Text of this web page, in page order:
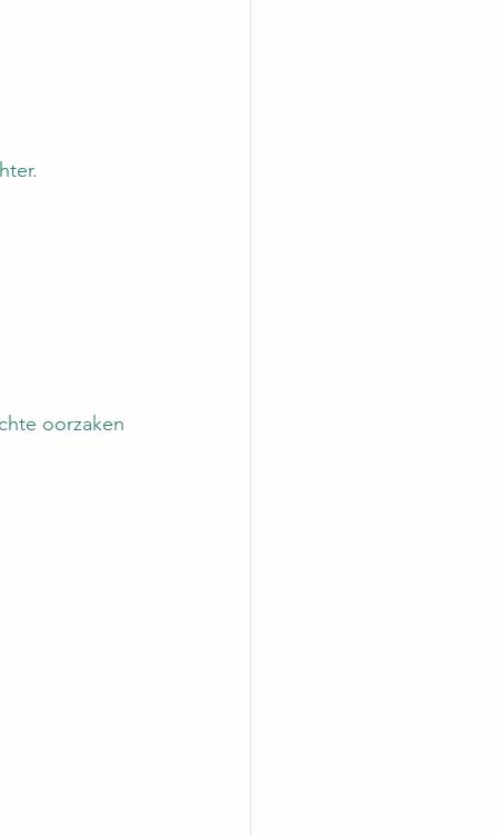
oorzaken